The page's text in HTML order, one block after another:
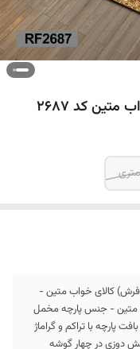
کد 2687
فرش) کالای خواب متین -
- جنس پارچه مخمل
پارچه با تراکم و گراماژ
دوزی در چهار گوشه